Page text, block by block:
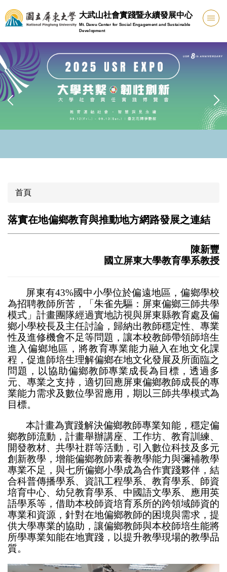
跳
到
要
內
容
區
大武山社會實踐暨永續發展中心
Mt. Dawu Center for Social Engagement and Sustainable
Development
首頁
落實在地偏鄉教育與推動地方網路發展之連結
陳新豐
國立屏東大學教育學系教授
屏東有43%國中小學位於偏遠地區，偏鄉學校
為招聘教師所苦，「朱雀先驅：屏東偏鄉三師共學
模式」計畫團隊經過實地訪視與屏東縣教育處及偏
鄉小學校長及主任討論，歸納出教師穩定性、專業
性及進修機會不足等問題，讓本校教師帶領師培生
進入偏鄉地區，將教育專業能力融入在地文化課
程，促進師培生理解偏鄉在地文化發展及所面臨之
問題，以協助偏鄉教師專業成長為目標，透過多
元、專業之支持，適切回應屏東偏鄉教師成長的專
業能力需求及數位學習應用，期以三師共學模式為
目標。
本計畫為實踐解決偏鄉教師專業知能，穩定偏
鄉教師流動，計畫舉辦講座、工作坊、教育訓練、
開發教材、共學社群等活動，引入數位科技及多元
創新教學，增能偏鄉教師素養教學能力與彌補教學
專業不足，與七所偏鄉小學成為合作實踐夥伴，結
合科普傳播學系、資訊工程學系、教育學系、師資
培育中心、幼兒教育學系、中國語文學系、應用英
語學系等，借助本校師資培育系所的跨領域師資的
專業和資源，針對在地偏鄉教師的困境與需求，提
供大學專業的協助，讓偏鄉教師與本校師培生能將
所學專業知能在地實踐，以提升教學現場的教學品
質。